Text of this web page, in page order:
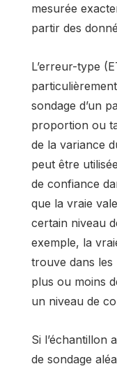
mesurée
partir des
L’erreur-type
sondage d’un
proportion ou
de la variance
peut être
de confiance
que la vraie
certain niveau
exemple, la
trouve dans les
plus ou moins
un niveau de
Si l’échantillon
de sondage